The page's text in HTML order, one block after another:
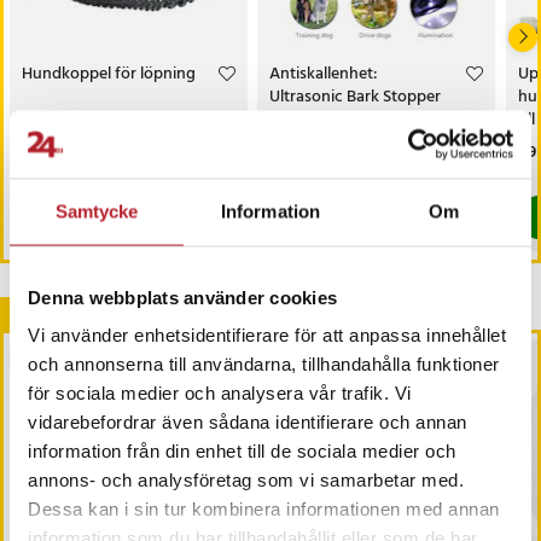
Samtycke Information Om
Denna webbplats använder cookies
Vi använder enhetsidentifierare för att anpassa innehållet
och annonserna till användarna, tillhandahålla funktioner
för sociala medier och analysera vår trafik. Vi
vidarebefordrar även sådana identifierare och annan
information från din enhet till de sociala medier och
annons- och analysföretag som vi samarbetar med.
Dessa kan i sin tur kombinera informationen med annan
Artikelnummer:83030
Hundkoppel för löpning
Pris:199 kr
199 kr
Köp
Antiskallenhet:
Ultrasonic Bark Stopper
Andra köpte också
BÄSTSÄLJARE